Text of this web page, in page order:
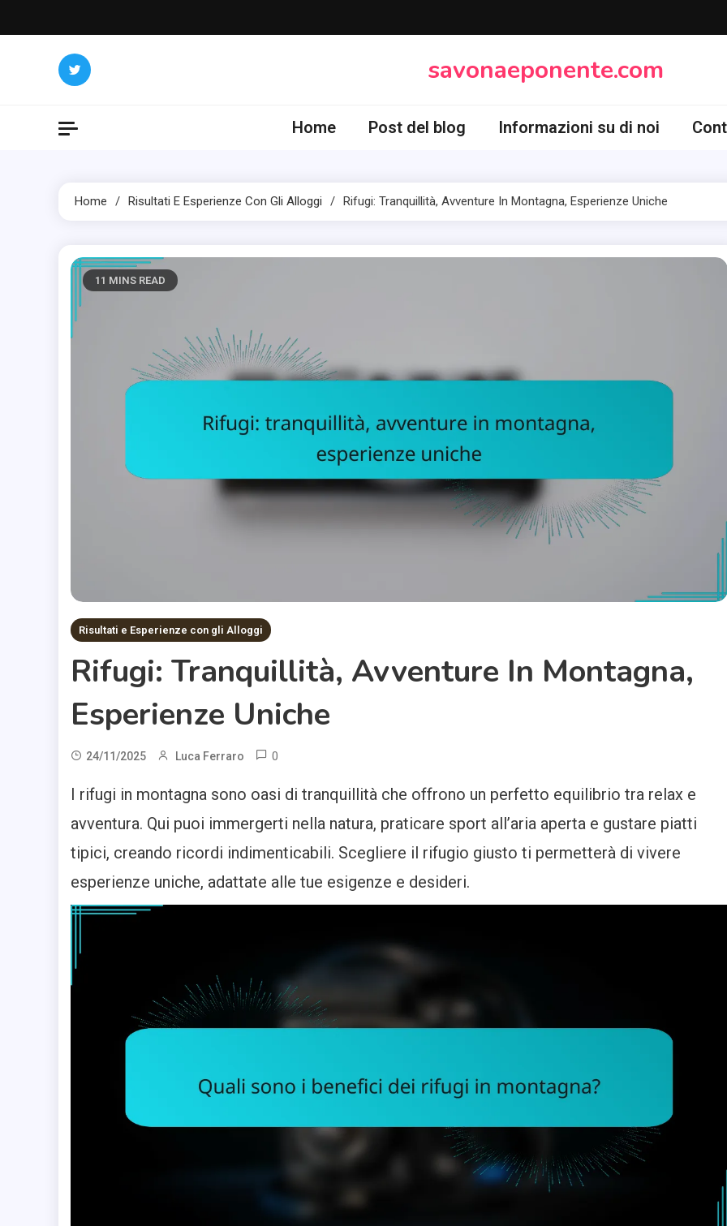
to
savonaeponente.com
Home Post del blog Informazioni su di noi
Home Risultati E Esperienze Con Gli Alloggi Rifugi: Tranquillità, Avventure In Montagna, Esperienze Uniche
11 MINS READ
Risultati e Esperienze con gli Alloggi
Rifugi: Tranquillità, Avventure In Montagna,
Esperienze Uniche
24/11/2025 Luca Ferraro 0
I rifugi in montagna sono oasi di tranquillità che offrono un perfetto equilibrio tra relax e
avventura. Qui puoi immergerti nella natura, praticare sport all’aria aperta e gustare piatti
tipici, creando ricordi indimenticabili. Scegliere il rifugio giusto ti permetterà di vivere
esperienze uniche, adattate alle tue esigenze e desideri.